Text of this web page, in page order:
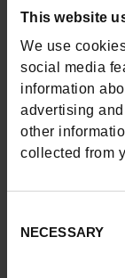
This website
We use
social media
information
advertising
other
collected from
Selection
NECESSARY